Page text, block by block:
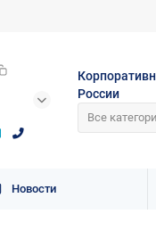
России
Все
Новости